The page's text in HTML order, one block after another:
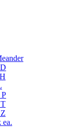
ea.